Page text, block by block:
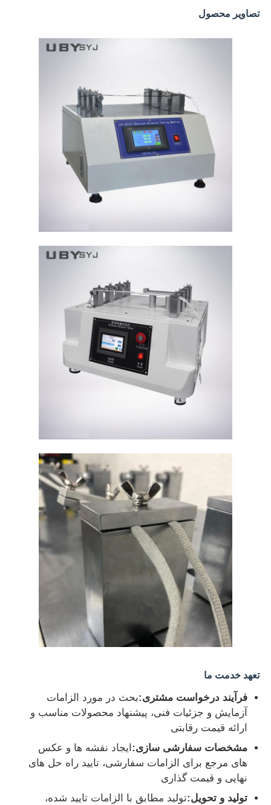
تصاویر محصول
تعهد خدمت ما
فرآیند درخواست مشتری:بحث در مورد الزامات
آزمایش و جزئیات فنی، پیشنهاد محصولات مناسب و
ارائه قیمت رقابتی
مشخصات سفارشی سازی: ایجاد نقشه ها و عکس
های مرجع برای الزامات سفارشی، تایید راه حل های
نهایی و قیمت گذاری
تولید و تحویل:تولید مطابق با الزامات تایید شده،